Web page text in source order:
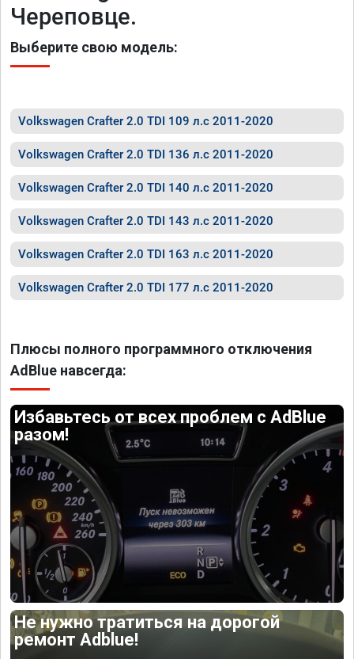
Череповце.
Выберите свою модель:
Volkswagen Crafter 2.0 TDI 109 л.с 2011-2020
Volkswagen Crafter 2.0 TDI 136 л.с 2011-2020
Volkswagen Crafter 2.0 TDI 140 л.с 2011-2020
Volkswagen Crafter 2.0 TDI 143 л.с 2011-2020
Volkswagen Crafter 2.0 TDI 163 л.с 2011-2020
Volkswagen Crafter 2.0 TDI 177 л.с 2011-2020
Плюсы полного программного отключения
AdBlue навсегда:
Избавьтесь от всех проблем с AdBlue
разом!
Не нужно тратиться на дорогой
ремонт Adblue!